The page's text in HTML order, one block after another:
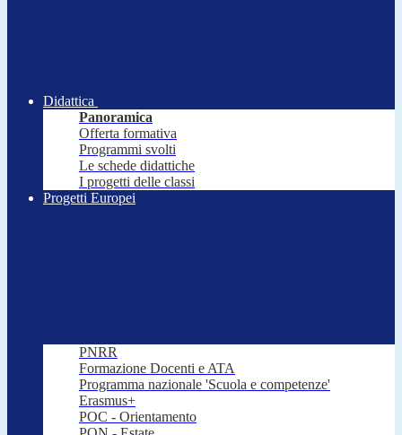
Didattica
Panoramica
Offerta formativa
Programmi svolti
Le schede didattiche
I progetti delle classi
Progetti Europei
PNRR
Formazione Docenti e ATA
Programma nazionale 'Scuola e competenze'
Erasmus+
POC - Orientamento